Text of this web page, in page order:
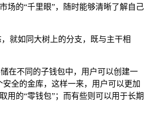
场的“千里眼”，随时能够清晰了解自己
就如同大树上的分支，既与主干相
在不同的子钱包中，用户可以创建一
全的金库，这样一来，用户可以更加
用的“零钱包”；而有些则可以用于长期